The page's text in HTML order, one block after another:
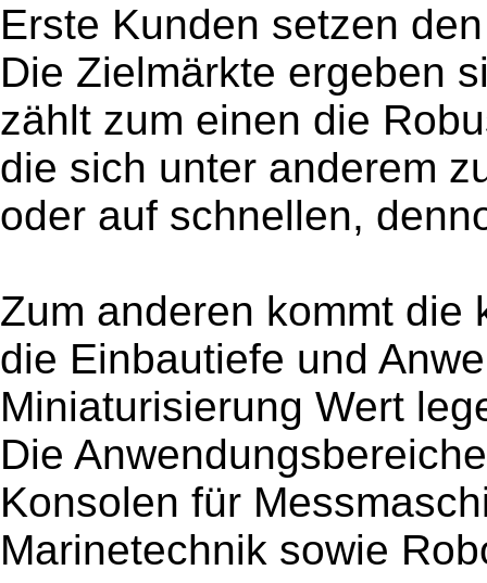
Erste Kunden setzen
Die Zielmärkte ergeben
zählt zum einen die
die sich unter anderem
oder auf schnellen,
Zum anderen kommt die
die Einbautiefe und
Miniaturisierung Wert
Die
Konsolen für
Marinetechnik sowie